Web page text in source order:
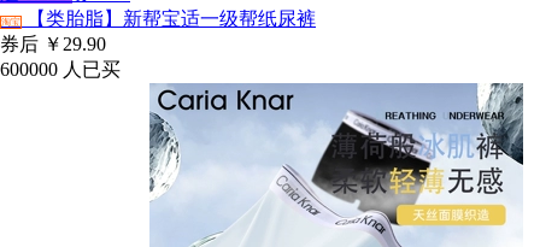
淘宝
【类胎脂】新帮宝适一级帮纸尿裤
券后 ￥29.90
600000 人已买